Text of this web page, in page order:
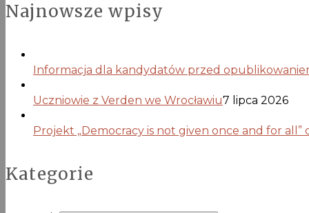
Najnowsze wpisy
Informacja dla kandydatów przed
Uczniowie z Verden we Wrocławiu7 lipca 2026
Projekt „Democracy is not given once and for all”
Kategorie